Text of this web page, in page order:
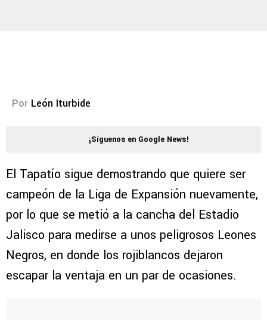
Por León Iturbide
¡Síguenos en Google News!
El Tapatío sigue demostrando que quiere ser
campeón de la Liga de Expansión nuevamente,
por lo que se metió a la cancha del Estadio
Jalisco para medirse a unos peligrosos Leones
Negros, en donde los rojiblancos dejaron
escapar la ventaja en un par de ocasiones.